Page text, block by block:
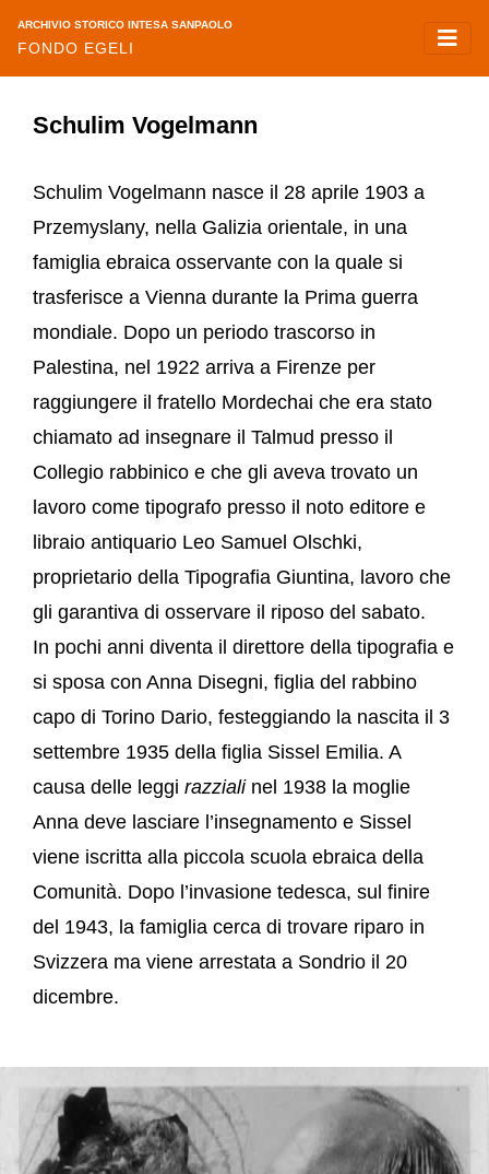
ARCHIVIO STORICO INTESA SANPAOLO
FONDO EGELI
Schulim Vogelmann
Schulim Vogelmann nasce il 28 aprile 1903 a
Przemyslany, nella Galizia orientale, in una
famiglia ebraica osservante con la quale si
trasferisce a Vienna durante la Prima guerra
mondiale. Dopo un periodo trascorso in
Palestina, nel 1922 arriva a Firenze per
raggiungere il fratello Mordechai che era stato
chiamato ad insegnare il Talmud presso il
Collegio rabbinico e che gli aveva trovato un
lavoro come tipografo presso il noto editore e
libraio antiquario Leo Samuel Olschki,
proprietario della Tipografia Giuntina, lavoro che
gli garantiva di osservare il riposo del sabato.
In pochi anni diventa il direttore della tipografia e
si sposa con Anna Disegni, figlia del rabbino
capo di Torino Dario, festeggiando la nascita il 3
settembre 1935 della figlia Sissel Emilia. A
causa delle leggi razzialinel 1938 la moglie
Anna deve lasciare l’insegnamento e Sissel
viene iscritta alla piccola scuola ebraica della
Comunità. Dopo l’invasione tedesca, sul finire
del 1943, la famiglia cerca di trovare riparo in
Svizzera ma viene arrestata a Sondrio il 20
dicembre.